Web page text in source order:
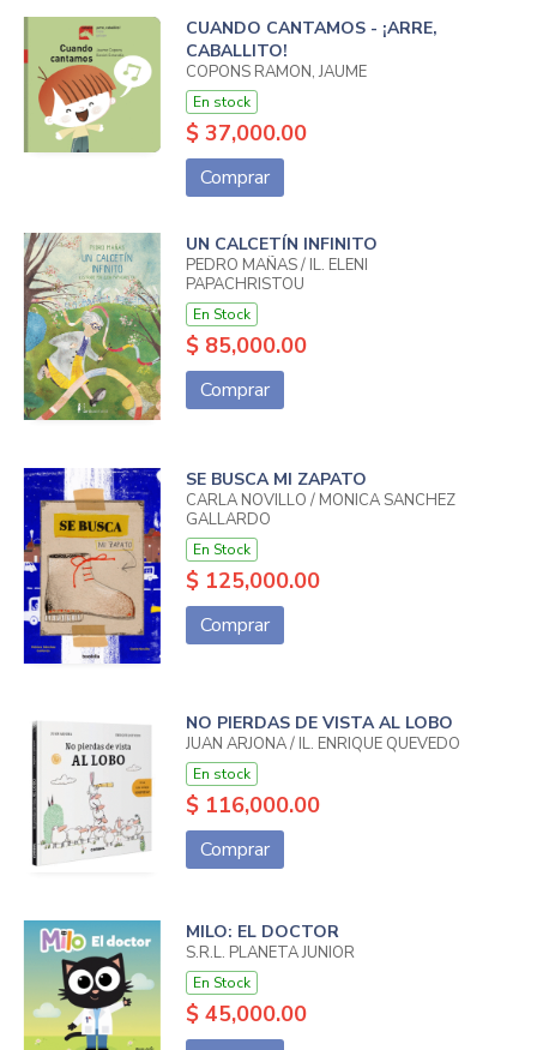
CUANDO CANTAMOS - ¡ARRE,
CABALLITO!
COPONS RAMON, JAUME
En stock
$ 37,000.00
Comprar
UN CALCETÍN INFINITO
PEDRO MAÑAS / IL. ELENI
PAPACHRISTOU
En Stock
$ 85,000.00
Comprar
SE BUSCA MI ZAPATO
CARLA NOVILLO / MONICA SANCHEZ
GALLARDO
En Stock
$ 125,000.00
Comprar
NO PIERDAS DE VISTA AL LOBO
JUAN ARJONA / IL. ENRIQUE QUEVEDO
En stock
$ 116,000.00
Comprar
MILO: EL DOCTOR
S.R.L. PLANETA JUNIOR
En Stock
$ 45,000.00